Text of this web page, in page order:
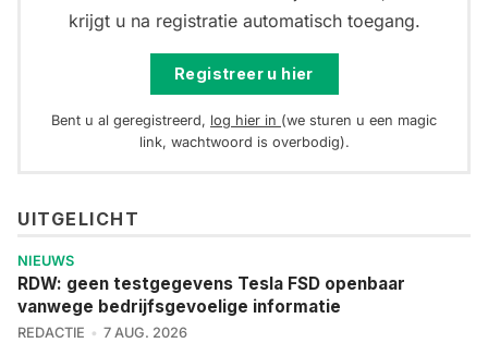
krijgt u na registratie automatisch toegang.
Registreer u hier
Bent u al geregistreerd, log hier in (we sturen u een magic
link, wachtwoord is overbodig).
UITGELICHT
NIEUWS
RDW: geen testgegevens Tesla FSD openbaar
vanwege bedrijfsgevoelige informatie
REDACTIE 7 AUG. 2026